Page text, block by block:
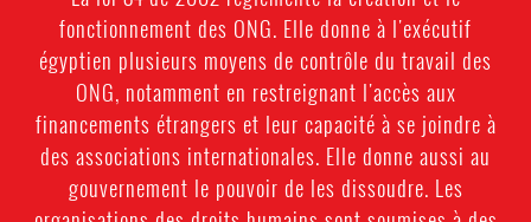
fonctionnement des ONG. Elle donne à l'exécutif
égyptien plusieurs moyens de contrôle du travail des
ONG, notamment en restreignant l'accès aux
financements étrangers et leur capacité à se joindre à
des associations internationales. Elle donne aussi au
gouvernement le pouvoir de les dissoudre. Les